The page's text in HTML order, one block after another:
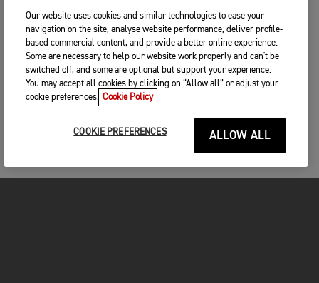
Our website uses cookies and similar technologies to ease your
navigation on the site, analyse website performance, deliver profile-
based commercial content, and provide a better online experience.
Some are necessary to help our website work properly and can't be
switched off, and some are optional but support your experience.
You may accept all cookies by clicking on “Allow all” or adjust your
cookie preferences. Cookie Policy
COOKIE PREFERENCES ALLOW ALL